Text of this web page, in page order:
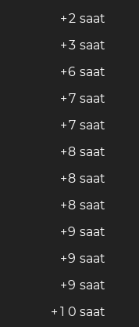
+2 saat
+3 saat
+6 saat
+7 saat
+7 saat
+8 saat
+8 saat
+8 saat
+9 saat
+9 saat
+9 saat
+ 1 0 saat